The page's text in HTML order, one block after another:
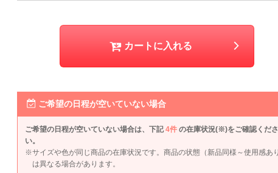
カートに入れる
ご希望の日程が空いていない場合
ご希望の日程が空いていない場合は、下記4件 の在庫状況(※)をご確認くださ
い。
※サイズや色が同じ商品の在庫状況です。商品の状態（新品同様～使用感あり
は異なる場合があります。